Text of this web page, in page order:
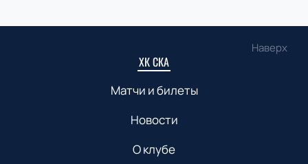
Наверх
ХК СКА
Матчи и билеты
Новости
О клубе